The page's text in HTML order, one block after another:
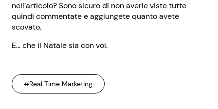
nell’articolo? Sono sicuro di non averle viste tutte
quindi commentate e aggiungete quanto avete
scovato.
E… che il Natale sia con voi.
#Real Time Marketing